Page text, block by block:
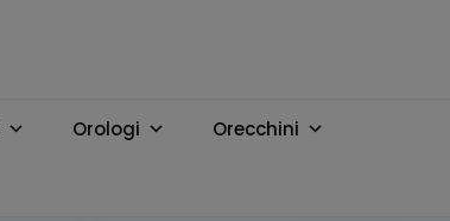
Orologi Orecchini